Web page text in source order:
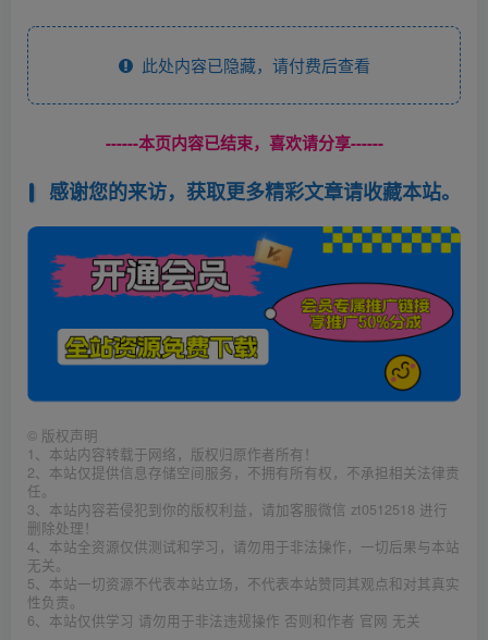
此处内容已隐藏，请付费后查看
------本页内容已结束，喜欢请分享------
感谢您的来访，获取更多精彩文章请收藏本站。
© 版权声明
1、本站内容转载于网络，版权归原作者所有！
2、本站仅提供信息存储空间服务，不拥有所有权，不承担相关法律责
任。
3、本站内容若侵犯到你的版权利益，请加客服微信 zt0512518 进行
删除处理！
4、本站全资源仅供测试和学习，请勿用于非法操作，一切后果与本站
无关。
5、本站一切资源不代表本站立场，不代表本站赞同其观点和对其真实
性负责。
6、本站仅供学习 请勿用于非法违规操作 否则和作者 官网 无关